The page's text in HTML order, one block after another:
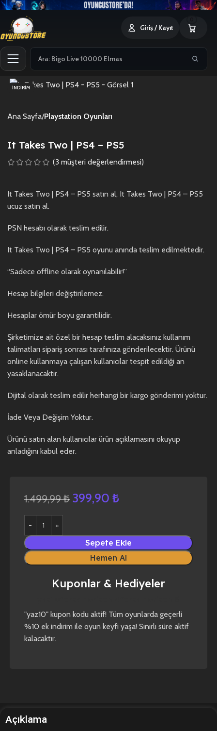
Giriş / Kayıt
İNDIRIM
Ana Sayfa Playstation Oyunları
It Takes Two | PS4 – PS5
(3 müşteri değerlendirmesi)
It Takes Two | PS4 – PS5 satın al, It Takes Two | PS4 – PS5
ucuz satın al.
PSN hesabı olarak teslim edilir.
It Takes Two | PS4 – PS5 oyunu anında teslim edilmektedir.
“Sadece offline olarak oynanılabilir!”
Hesap bilgileri değiştirilemez.
Hesaplar ömür boyu garantilidir.
Şirketimize ait özel bir hesap teslim alacaksınız kullanım
talimatları sipariş sonrası tarafınıza gönderilecektir. Ürünü
online kullanmaya çalışan kullanıcılar tespit edildiği an
yasaklanacaktır.
Dijital olarak teslim edilir herhangi bir kargo gönderimi yoktur.
İade Veya Değişim Yoktur.
Ürünü satın alan kullanıcılar ürün açıklamasını okuyup
anladığını kabul eder.
1.499,99₺ 399,90 ₺
Sepete Ekle
Hemen Al
Kuponlar & Hediyeler
"yaz10" kupon kodu aktif! Tüm oyunlarda geçerli
%10 ek indirim ile oyun keyfi yaşa! Sınırlı süre aktif
kalacaktır.
Açıklama